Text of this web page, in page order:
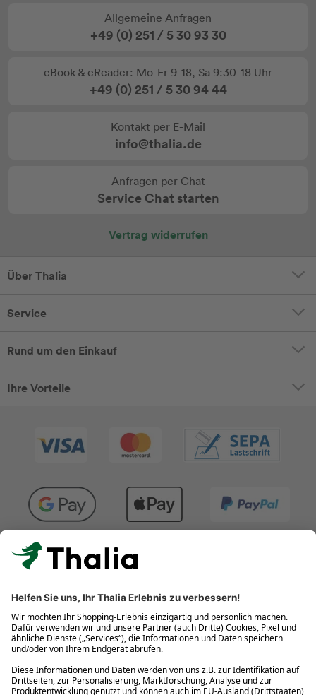
Allgemeine Anfragen
+49 (0) 251 / 5 30 93 30
eBook & eReader: Mo-Fr 9-18, Sa 9:30-18 Uhr
+49 (0) 251 / 5 30 94 44
Kontakt per E-Mail
info@thalia.de
Anfragen per Chat
Service Chat starten
Vertrag widerrufen
Über Thalia
Service
Rund um den Einkauf
Ihre Vorteile
Kostenlose Retouren